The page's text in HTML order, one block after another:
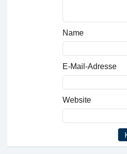
Name
E-Mail-Adresse
Website